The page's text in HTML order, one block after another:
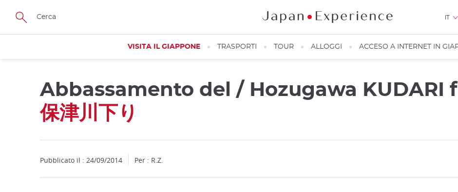
Skip
main
IT
VISITA IL GIAPPONE TRASPORTI TOUR ALLOGGI ACCESO A INTERNET IN
Abbassamento del / Hozugawa KUDARI
保津川下り
Pubblicato il : 24/09/2014 Per : R.Z.